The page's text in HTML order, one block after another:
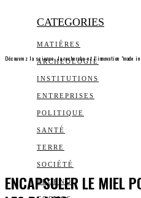
CATEGORIES
MATIÈRES
ARCHEOLOGIE
INSTITUTIONS
ENTREPRISES
POLITIQUE
SANTÉ
TERRE
SOCIÉTÉ
TECHNO
Découvrez la science, la recherche et l’innovation "made
ENCAPSULER LE MIEL